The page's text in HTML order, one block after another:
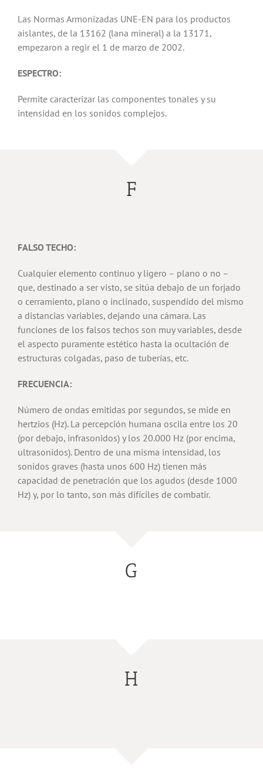
Las Normas Armonizadas UNE-EN para los productos
aislantes, de la 13162 (lana mineral) a la 13171,
empezaron a regir el 1 de marzo de 2002.
ESPECTRO:
Permite caracterizar las componentes tonales y su
intensidad en los sonidos complejos.
F
FALSO TECHO:
Cualquier elemento continuo y ligero – plano o no –
que, destinado a ser visto, se sitúa debajo de un forjado
o cerramiento, plano o inclinado, suspendido del mismo
a distancias variables, dejando una cámara. Las
funciones de los falsos techos son muy variables, desde
el aspecto puramente estético hasta la ocultación de
estructuras colgadas, paso de tuberías, etc.
FRECUENCIA:
Número de ondas emitidas por segundos, se mide en
hertzios (Hz). La percepción humana oscila entre los 20
(por debajo, infrasonidos) y los 20.000 Hz (por encima,
ultrasonidos). Dentro de una misma intensidad, los
sonidos graves (hasta unos 600 Hz) tienen más
capacidad de penetración que los agudos (desde 1000
Hz) y, por lo tanto, son más difíciles de combatir.
G
H